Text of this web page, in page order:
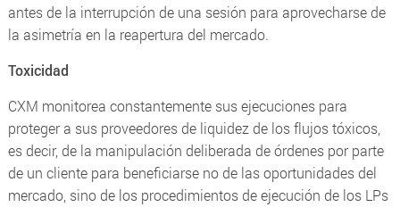
antes de la interrupción de una sesión para aprovecharse de
la asimetría en la reapertura del mercado.
Toxicidad
CXM monitorea constantemente sus ejecuciones para
proteger a sus proveedores de liquidez de los flujos tóxicos,
es decir, de la manipulación deliberada de órdenes por parte
de un cliente para beneficiarse no de las oportunidades del
mercado, sino de los procedimientos de ejecución de los LPs